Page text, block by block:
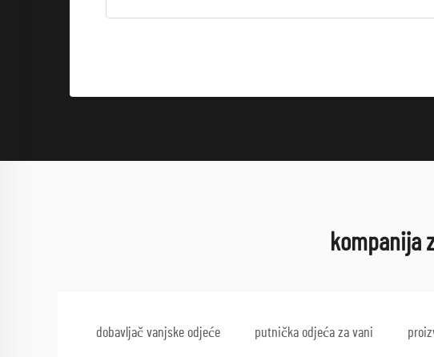
kompanija
dobavljač vanjske odjeće putnička odjeća za vani